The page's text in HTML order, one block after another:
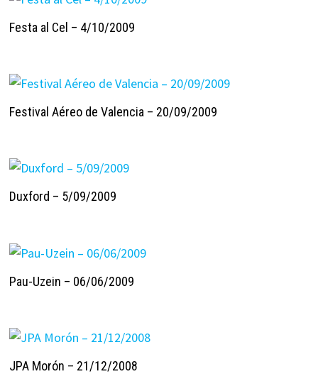
Festa al Cel – 4/10/2009
Festival Aéreo de Valencia – 20/09/2009
Duxford – 5/09/2009
Pau-Uzein – 06/06/2009
JPA Morón – 21/12/2008